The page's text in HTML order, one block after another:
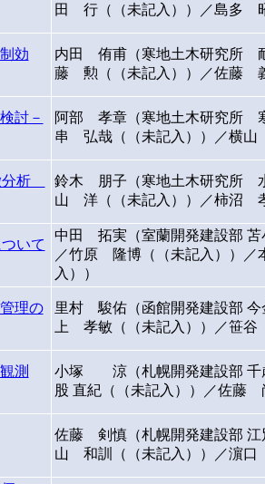
田 行（（未記入））／島多
効
内田 侑甫（寒地土木研究所
藤 勲（（未記入））／佐藤 義
討－
阿部 孝章（寒地土木研究所
串 弘哉（（未記入））／横
分析
鈴木 朋子（寒地土木研究所
山 洋（（未記入））／柿沼 孝
いて
中田 拓実（室蘭開発建設部 苫
／竹原 隆博（（未記入））
入））
理の
里村 駿佑（函館開発建設部 今
上 孝敏（（未記入））／笹谷
測
小塚 涼（札幌開発建設部 千
股 直紀（（未記入））／佐藤
佐藤 剣慎（札幌開発建設部 江
山 和訓（（未記入））／濵口